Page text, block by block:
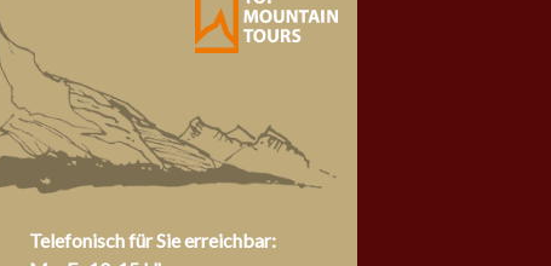
Telefonisch für Sie erreichbar: